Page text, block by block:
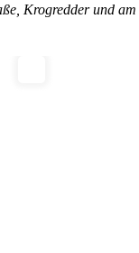
Krogredder und am